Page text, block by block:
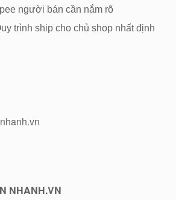
người bán cần nắm rõ
trình ship cho chủ shop nhất định
NHANH.VN